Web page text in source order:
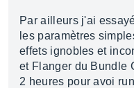
Par ailleurs j'ai
les paramètres
effets ignobles et
et Flanger du Bundle
2 heures pour avoi